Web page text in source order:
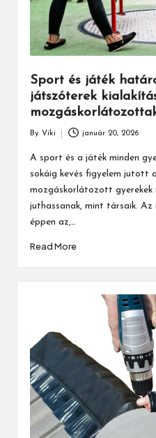
Sport és játék
játszóterek
by
By Viki január 20, 2026
A sport és a játék minden
sokáig kevés figyelem jutott
mozgáskorlátozott gyerekek
juthassanak, mint társaik. Az
éppen az,…
Read More